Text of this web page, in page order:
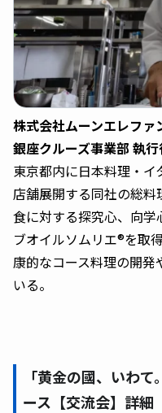
株式会社ムーンエレファ
銀座クルーズ事業部 執
東京都内に日本料理・
店舗展開する同社の総料
食に対する探究心、向
ブオイルソムリエ®を取
康的なコース料理の開
いる。
「黄金の國、いわ
ース【交流会】詳細